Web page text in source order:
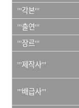
'''각본'''
'''출연'''
'''장르'''
'''제작사'''
'''배급사'''